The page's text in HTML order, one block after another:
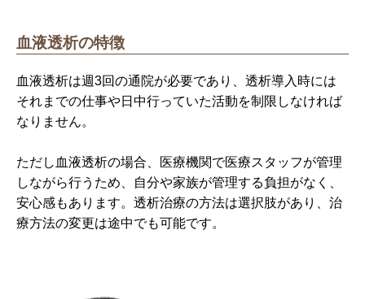
血液透析の特徴
血液透析は週3回の通院が必要であり、透析導入時には
それまでの仕事や日中行っていた活動を制限しなければ
なりません。
ただし血液透析の場合、医療機関で医療スタッフが管理
しながら行うため、自分や家族が管理する負担がなく、
安心感もあります。透析治療の方法は選択肢があり、治
療方法の変更は途中でも可能です。